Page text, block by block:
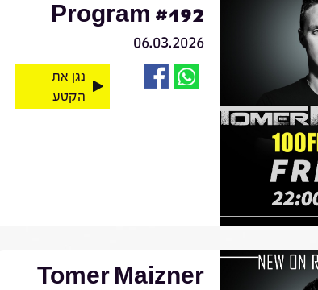
Program #192
06.03.2026
נגן את
הקטע
Tomer Maizner